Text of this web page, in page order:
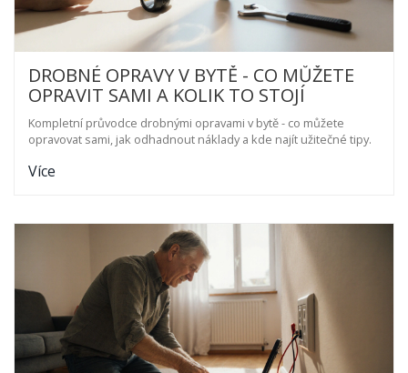
DROBNÉ OPRAVY V BYTĚ - CO MŮŽETE
OPRAVIT SAMI A KOLIK TO STOJÍ
Kompletní průvodce drobnými opravami v bytě - co můžete
opravovat sami, jak odhadnout náklady a kde najít užitečné tipy.
Více